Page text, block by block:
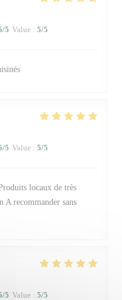
/5 Value : 5/5
/5 Value : 5/5
locaux de très
A recommander sans
/5 Value : 5/5